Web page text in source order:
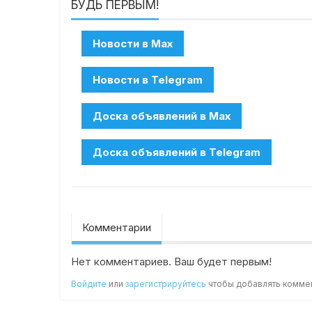
БУДЬ ПЕРВЫМ!
Комментарии
Нет комментариев. Ваш будет первым!
Войдите илизарегистрируйтесь чтобы добавлять